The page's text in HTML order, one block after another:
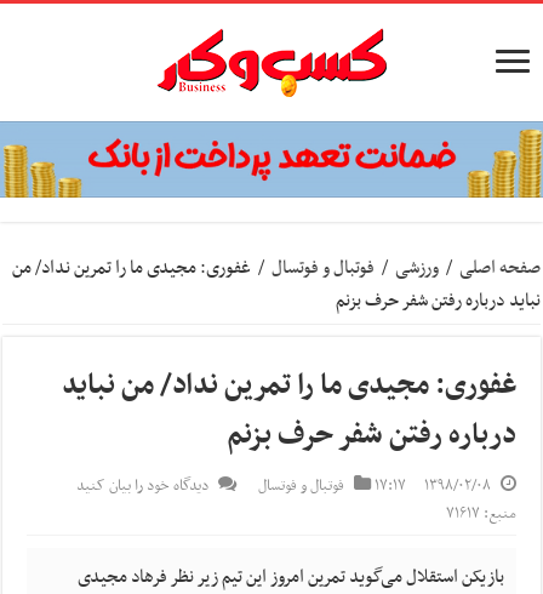
صفحه اصلی / ورزشی / فوتبال و فوتسال / غفوری: مجیدی ما را تمرین نداد/ من
نباید درباره رفتن شفر حرف بزنم
غفوری: مجیدی ما را تمرین نداد/ من نباید
درباره رفتن شفر حرف بزنم
۱۳۹۸/۰۲/۰۸ ۱۷:۱۷ فوتبال و فوتسال
دیدگاه خود را بیان کنید
منبع: ۷۱۶۱۷
بازیکن استقلال می‌گوید تمرین امروز این تیم زیر نظر فرهاد مجیدی